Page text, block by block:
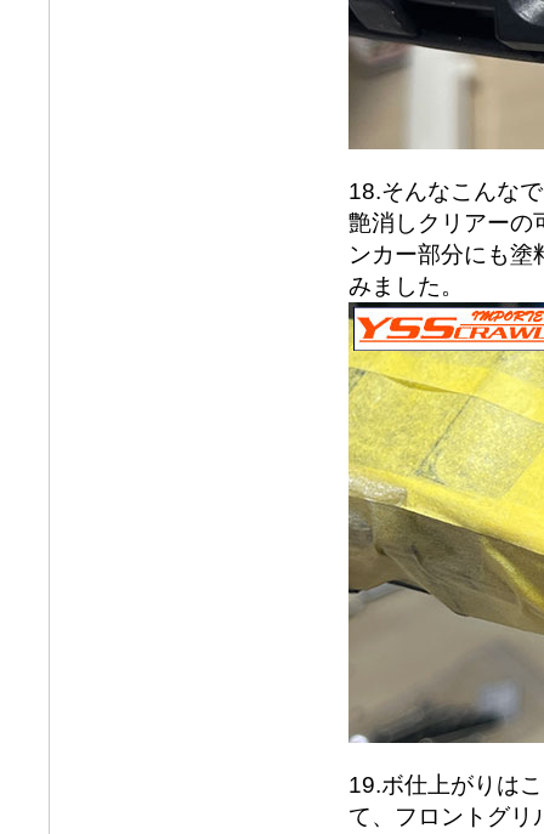
18.そんなこんな
艶消しクリアーの
ンカー部分にも塗
みました。
19.ボ仕上がりは
て、フロントグリ